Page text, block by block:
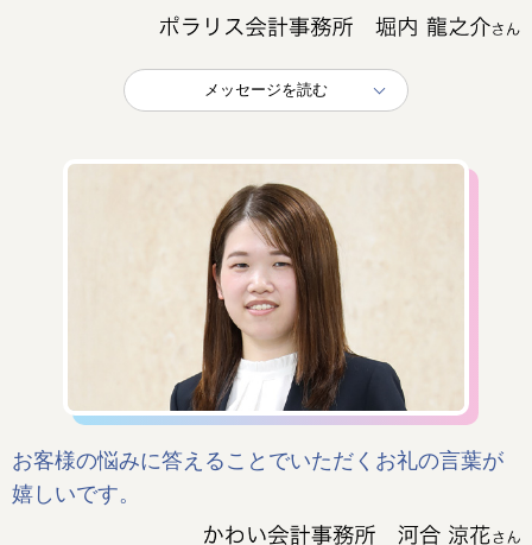
メッセージを読む
お客様の悩みに答えることでいただくお礼の言葉が
嬉しいです。